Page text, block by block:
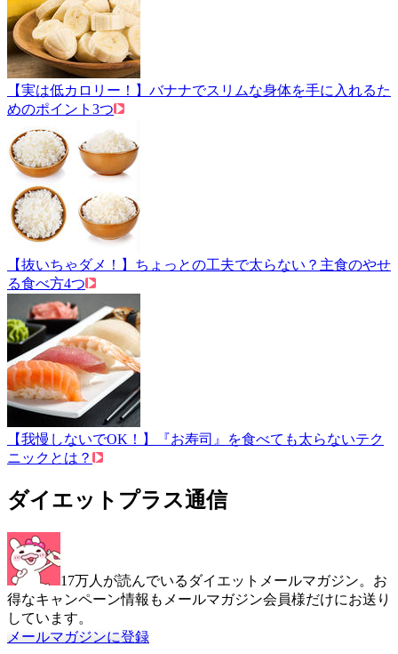
【実は低カロリー！】バナナでスリムな身体を手に入れるた
めのポイント3つ
【抜いちゃダメ！】ちょっとの工夫で太らない？主食のやせ
る食べ方4つ
【我慢しないでOK！】『お寿司』を食べても太らないテク
ニックとは？
ダイエットプラス通信
17万人が読んでいるダイエットメールマガジン。お
得なキャンペーン情報もメールマガジン会員様だけにお送り
しています。
メールマガジンに登録